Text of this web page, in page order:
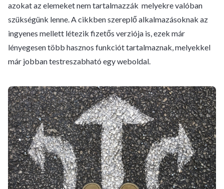
azokat az elemeket nem tartalmazzák melyekre valóban
szükségünk lenne.A cikkben szereplő alkalmazásoknak az
ingyenes mellett létezik fizetős verziója is, ezek már
lényegesen több hasznos funkciót tartalmaznak, melyekkel
már jobban testreszabható egy weboldal.